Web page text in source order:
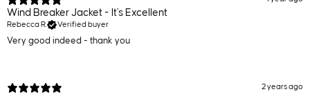
Wind Breaker Jacket - It's Excellent
Rebecca R. Verified buyer
Very good indeed - thank you
2 years ago